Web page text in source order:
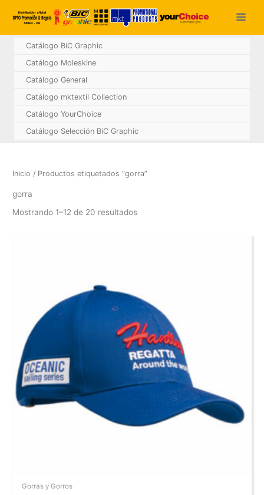
Catálogo BiC Graphic
Catálogo Moleskine
Catálogo General
Catálogo mktextil Collection
Catálogo YourChoice
Catálogo Selección BiC Graphic
Inicio / Productos etiquetados “gorra”
gorra
Mostrando 1–12 de 20 resultados
Gorras y Gorros